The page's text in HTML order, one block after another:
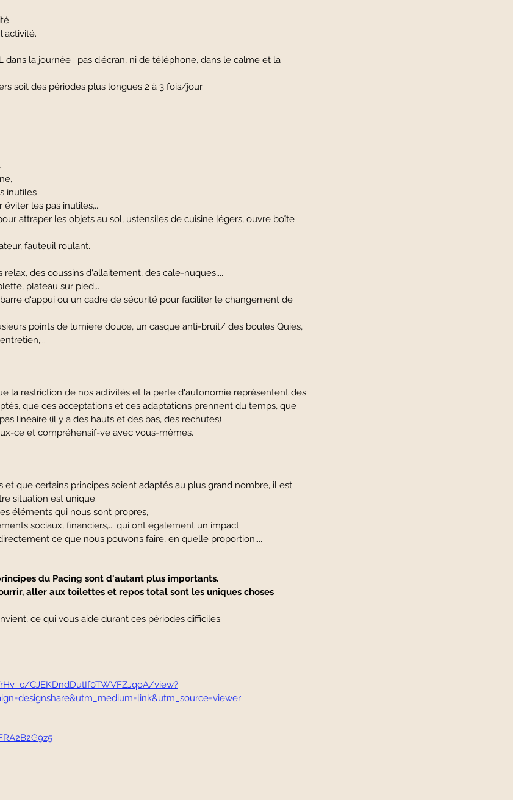
dans la journée : pas d'écran, ni de téléphone, dans le calme et la
soit des périodes plus longues 2 à 3 fois/jour.
inutiles
les pas inutiles,...
attraper les objets au sol, ustensiles de cuisine légers, ouvre boîte
fauteuil roulant.
des coussins d'allaitement, des cale-nuques,...
plateau sur pied,..
d'appui ou un cadre de sécurité pour faciliter le changement de
points de lumière douce, un casque anti-bruit/ des boules Quies,
la restriction de nos activités et la perte d'autonomie représentent des
que ces acceptations et ces adaptations prennent du temps, que
linéaire (il y a des hauts et des bas, des rechutes)​​
ce et compréhensif-ve avec vous-mêmes.
et que certains principes soient adaptés au plus grand nombre, il est
situation est unique.
éléments qui nous sont propres,
sociaux, financiers,... qui ont également un impact.
ce que nous pouvons faire, en quelle proportion,...
du Pacing sont d'autant plus importants.
aller aux toilettes et repos total sont les uniques choses
ce qui vous aide durant ces périodes difficiles.
CJEKDndDutIf0TWVFZJqoA/view?